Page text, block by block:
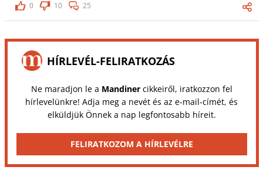
0
10 25
HÍRLEVÉL-FELIRATKOZÁS
Ne maradjon le a Mandinercikkeiről, iratkozzon fel
hírlevelünkre! Adja meg a nevét és az e-mail-címét, és
elküldjük Önnek a nap legfontosabb híreit.
FELIRATKOZOM A HÍRLEVÉLRE